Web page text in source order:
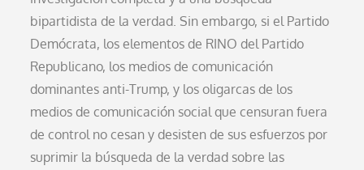
bipartidista de la verdad. Sin embargo, si el Partido
Demócrata, los elementos de RINO del Partido
Republicano, los medios de comunicación
dominantes anti-Trump, y los oligarcas de los
medios de comunicación social que censuran fuera
de control no cesan y desisten de sus esfuerzos por
suprimir la búsqueda de la verdad sobre las